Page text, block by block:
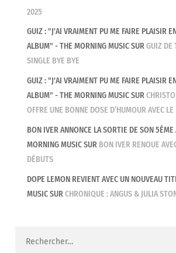
2025
GUIZ : "J'AI VRAIMENT PU ME FAIRE PLAISIR
ALBUM" - THE MORNING MUSICSURGUIZ DE
SINGLE BYE BYE
GUIZ : "J'AI VRAIMENT PU ME FAIRE PLAISIR
ALBUM" - THE MORNING MUSICSUR
OFFRE UNE BONNE DOSE D’HUMOUR AVEC
BON IVER ANNONCE LA SORTIE DE SON
MORNING MUSICSUR BON IVER RENOUE
DÉBUTS
DOPE LEMON REVIENT AVEC UN NOUVEAU
MUSICSURCHRONIQUE : ANGUS & JULIA